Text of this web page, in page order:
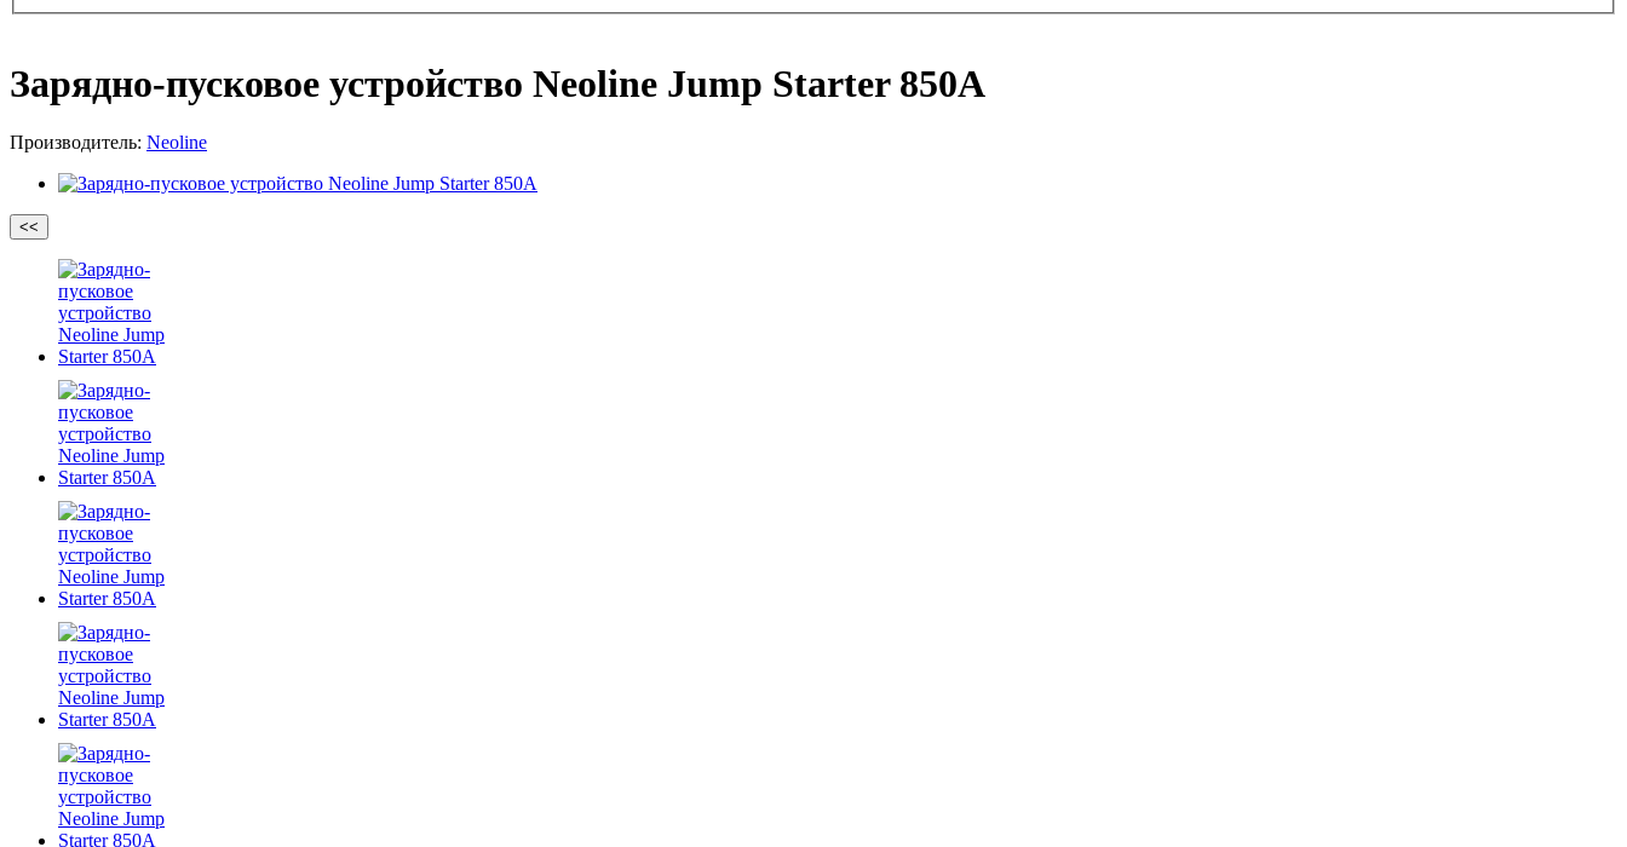
Зарядно-пусковое устройство Neoline Jump Starter 850A
Производитель: Neoline
<<